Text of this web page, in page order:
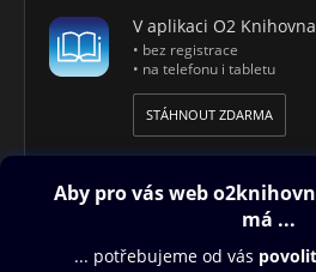
V aplikaci O2 Knihovna
• bez registrace
• na telefonu i tabletu
STÁHNOUT ZDARMA
Obsah ke stažení